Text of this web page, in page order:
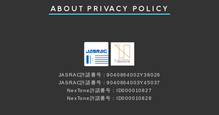
ABOUT PRIVACY POLICY
JASRAC許諾番号：9040864002Y38026
JASRAC許諾番号：9040864003Y45037
NexTone許諾番号：ID000010827
NexTone許諾番号：ID000010828